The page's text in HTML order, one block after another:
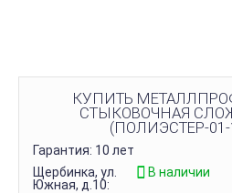
КУПИТЬ
СТЫКОВОЧНАЯ
(ПОЛИЭСТЕР-01-
Гарантия: 10 лет
Щербинка, ул.
Южная, д.10:
В наличии